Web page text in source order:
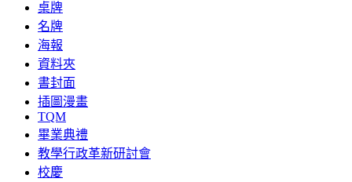
桌牌
名牌
海報
資料夾
書封面
插圖漫畫
TQM
畢業典禮
教學行政革新研討會
校慶